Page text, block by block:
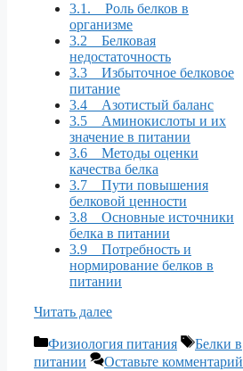
3.1. Роль белков в
организме
3.2 Белковая
недостаточность
3.3 Избыточное белковое
питание
3.4 Азотистый баланс
3.5 Аминокислоты и их
значение в питании
3.6 Методы оценки
качества белка
3.7 Пути повышения
белковой ценности
3.8 Основные источники
белка в питании
3.9 Потребность и
нормирование белков в
питании
Читать далее
Рубрики
Физиология питания Метки
Белки в
питании
Оставьте комментарий